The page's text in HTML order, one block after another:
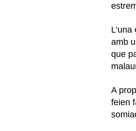
amb
que
A
feien